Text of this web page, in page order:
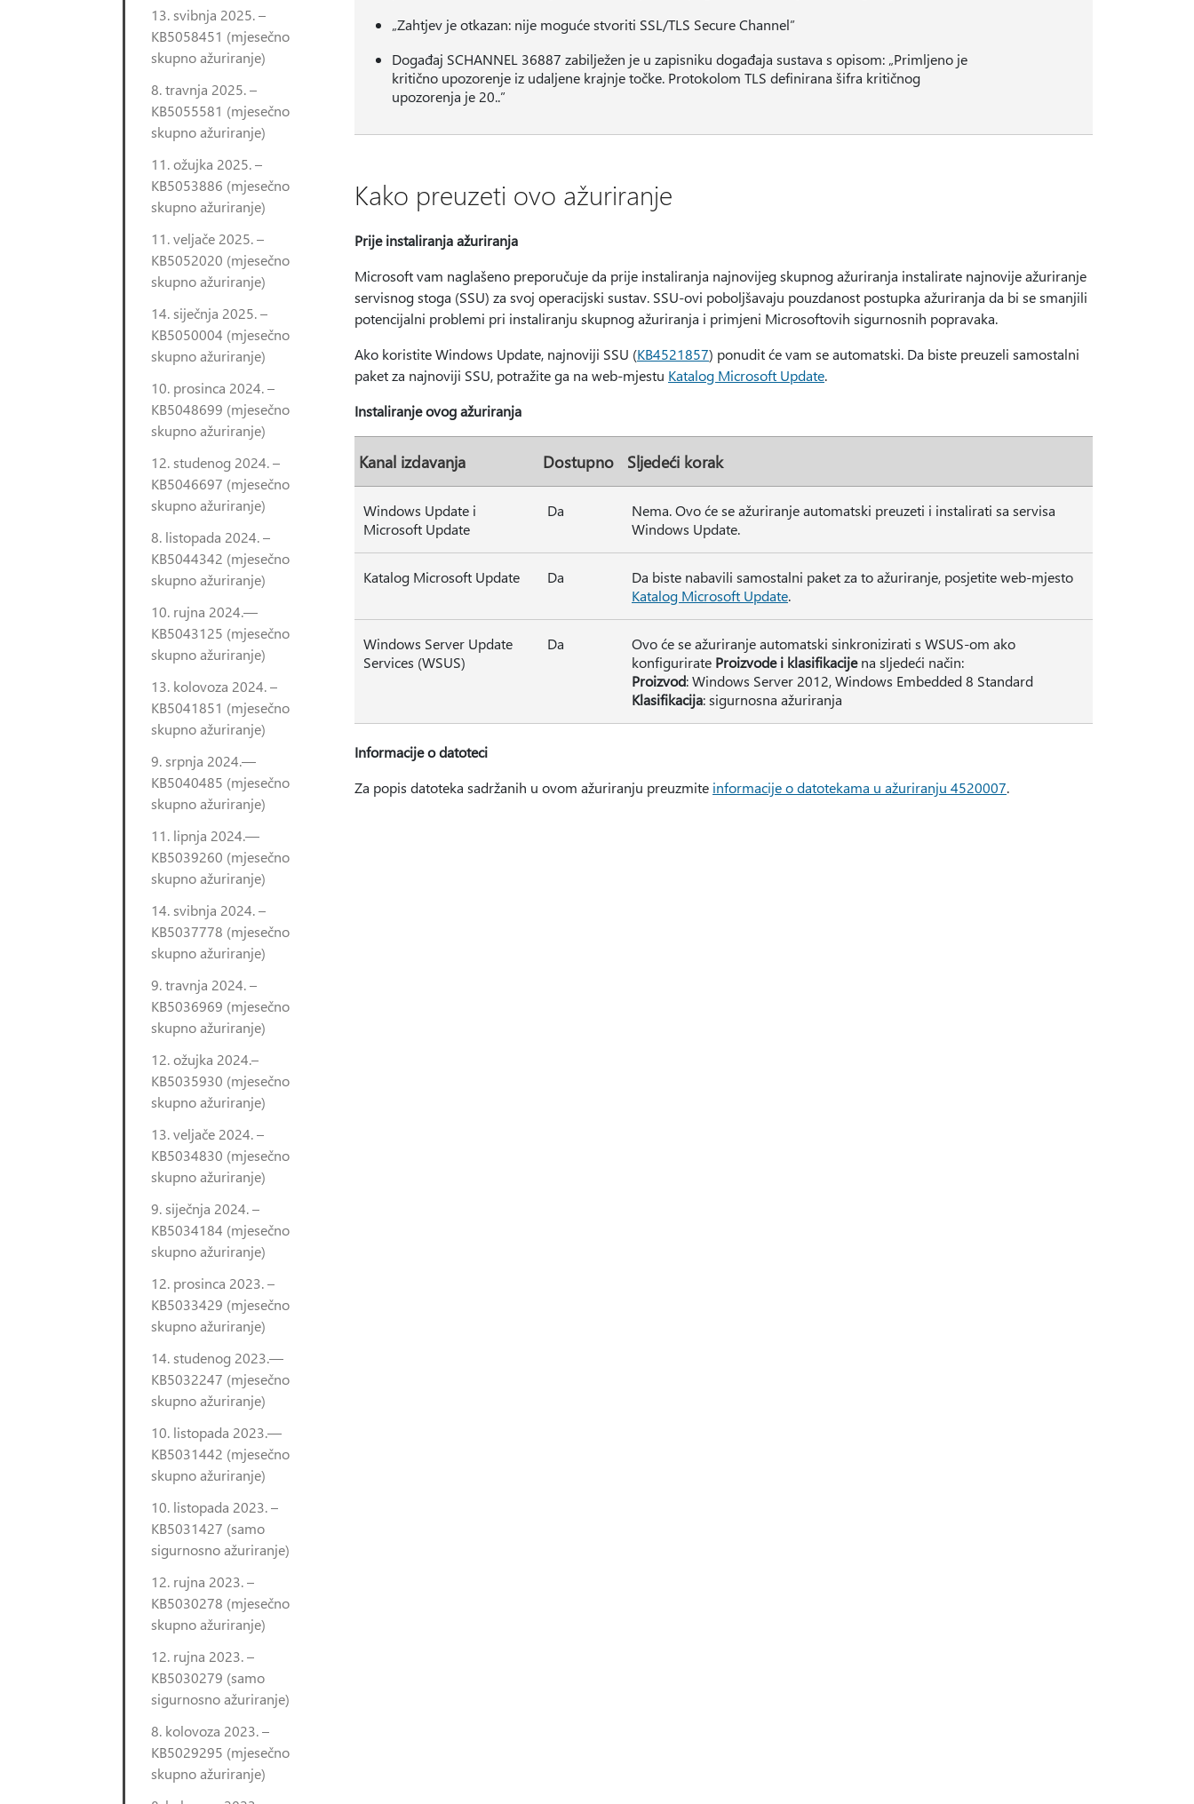
13. svibnja 2025. –
KB5058451 (mjesečno
skupno ažuriranje)
8. travnja 2025. –
KB5055581 (mjesečno
skupno ažuriranje)
11. ožujka 2025. –
KB5053886 (mjesečno
skupno ažuriranje)
11. veljače 2025. –
KB5052020 (mjesečno
skupno ažuriranje)
14. siječnja 2025. –
KB5050004 (mjesečno
skupno ažuriranje)
10. prosinca 2024. –
KB5048699 (mjesečno
skupno ažuriranje)
12. studenog 2024. –
KB5046697 (mjesečno
skupno ažuriranje)
8. listopada 2024. –
KB5044342 (mjesečno
skupno ažuriranje)
10. rujna 2024.—
KB5043125 (mjesečno
skupno ažuriranje)
13. kolovoza 2024. –
KB5041851 (mjesečno
skupno ažuriranje)
9. srpnja 2024.—
KB5040485 (mjesečno
skupno ažuriranje)
11. lipnja 2024.—
KB5039260 (mjesečno
skupno ažuriranje)
14. svibnja 2024. –
KB5037778 (mjesečno
skupno ažuriranje)
9. travnja 2024. –
KB5036969 (mjesečno
skupno ažuriranje)
12. ožujka 2024.–
KB5035930 (mjesečno
skupno ažuriranje)
13. veljače 2024. –
KB5034830 (mjesečno
skupno ažuriranje)
9. siječnja 2024. –
KB5034184 (mjesečno
skupno ažuriranje)
12. prosinca 2023. –
KB5033429 (mjesečno
skupno ažuriranje)
14. studenog 2023.—
KB5032247 (mjesečno
skupno ažuriranje)
10. listopada 2023.—
KB5031442 (mjesečno
skupno ažuriranje)
10. listopada 2023. –
KB5031427 (samo
sigurnosno ažuriranje)
12. rujna 2023. –
KB5030278 (mjesečno
skupno ažuriranje)
12. rujna 2023. –
KB5030279 (samo
sigurnosno ažuriranje)
8. kolovoza 2023. –
KB5029295 (mjesečno
skupno ažuriranje)
„Zahtjev je otkazan: nije moguće stvoriti SSL/TLS Secure Channel”
Događaj SCHANNEL 36887 zabilježen je u zapisniku događaja sustava s opisom: „Primljeno je
kritično upozorenje iz udaljene krajnje točke. Protokolom TLS definirana šifra kritičnog
upozorenja je 20..”
Kako preuzeti ovo ažuriranje
Prije instaliranja ažuriranja
Microsoft vam naglašeno preporučuje da prije instaliranja najnovijeg skupnog ažuriranja instalirate najnovije ažuriranje
servisnog stoga (SSU) za svoj operacijski sustav. SSU-ovi poboljšavaju pouzdanost postupka ažuriranja da bi se smanjili
potencijalni problemi pri instaliranju skupnog ažuriranja i primjeni Microsoftovih sigurnosnih popravaka.
Ako koristite Windows Update, najnoviji SSU (KB4521857) ponudit će vam se automatski. Da biste preuzeli samostalni
paket za najnoviji SSU, potražite ga na web-mjestu Katalog Microsoft Update.
Instaliranje ovog ažuriranja
Kanal izdavanja Dostupno Sljedeći korak
Windows Update i
Microsoft Update
Da
Nema. Ovo će se ažuriranje automatski preuzeti i instalirati sa servisa
Windows Update.
Katalog Microsoft Update Da
Da biste nabavili samostalni paket za to ažuriranje, posjetite web-mjesto
Katalog Microsoft Update.
Windows Server Update
Services (WSUS)
Da
Ovo će se ažuriranje automatski sinkronizirati s WSUS-om ako
konfigurirate Proizvode i klasifikacijena sljedeći način:
Proizvod: Windows Server 2012, Windows Embedded 8 Standard
Klasifikacija: sigurnosna ažuriranja
Informacije o datoteci
Za popis datoteka sadržanih u ovom ažuriranju preuzmite informacije o datotekama u ažuriranju 4520007.